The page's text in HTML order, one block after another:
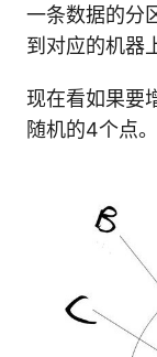
一条数据的分
到对应的机器
现在看如果要
随机的4个点。